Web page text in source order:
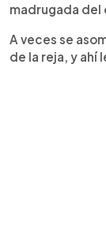
madrugada del
A veces se
de la reja, y ahí